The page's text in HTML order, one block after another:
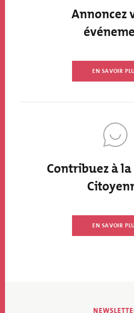
Annoncez
EN SAVOIR
Contribuez à
EN SAVOIR